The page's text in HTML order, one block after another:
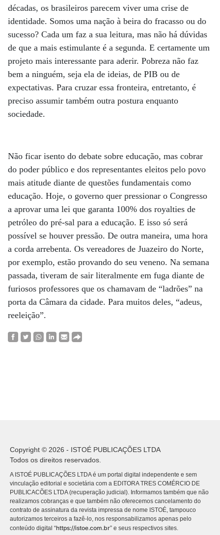
décadas, os brasileiros parecem viver uma crise de
identidade. Somos uma nação à beira do fracasso ou do
sucesso? Cada um faz a sua leitura, mas não há dúvidas
de que a mais estimulante é a segunda. E certamente um
projeto mais interessante para aderir. Pobreza não faz
bem a ninguém, seja ela de ideias, de PIB ou de
expectativas. Para cruzar essa fronteira, entretanto, é
preciso assumir também outra postura enquanto
sociedade.
Não ficar isento do debate sobre educação, mas cobrar
do poder público e dos representantes eleitos pelo povo
mais atitude diante de questões fundamentais como
educação. Hoje, o governo quer pressionar o Congresso
a aprovar uma lei que garanta 100% dos royalties de
petróleo do pré-sal para a educação. E isso só será
possível se houver pressão. De outra maneira, uma hora
a corda arrebenta. Os vereadores de Juazeiro do Norte,
por exemplo, estão provando do seu veneno. Na semana
passada, tiveram de sair literalmente em fuga diante de
furiosos professores que os chamavam de “ladrões” na
porta da Câmara da cidade. Para muitos deles, “adeus,
reeleição”.
Copyright © 2026 - ISTOÉ PUBLICAÇÕES LTDA
Todos os direitos reservados.
A ISTOÉ PUBLICAÇÕES LTDA é um portal digital independente e sem
vinculação editorial e societária com a EDITORA TRES COMÉRCIO DE
PUBLICACÕES LTDA (recuperação judicial). Informamos também que não
realizamos cobranças e que também não oferecemos cancelamento do
contrato de assinatura da revista impressa de nome ISTOÉ, tampouco
autorizamos terceiros a fazê-lo, nos responsabilizamos apenas pelo
conteúdo digital “https://istoe.com.br” e seus respectivos sites.